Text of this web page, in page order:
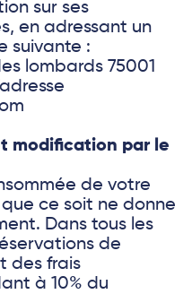
sur ses
en adressant un
suivante :
lombards 75001
modification par le
de votre
ce soit ne donne
Dans tous les
de
des frais
à 10% du